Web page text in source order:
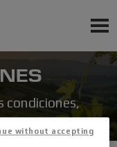
condiciones,
without accepting